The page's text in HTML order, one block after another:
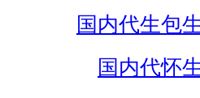
国内代生包
国内代怀